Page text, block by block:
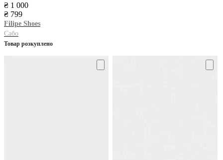
₴ 1 000
₴ 799
Filipe Shoes
Сабо
Товар розкуплено